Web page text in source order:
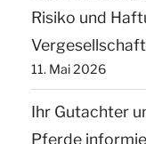
unter
übliche
Hilfeleistung
begründet
Risiko und
11. Mai 2026
Ihr Gutachter
Pferde